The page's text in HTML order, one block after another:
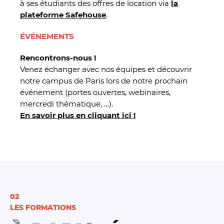
à ses étudiants des offres de location via la
plateforme Safehouse.
ÉVÉNEMENTS
Rencontrons-nous !
Venez échanger avec nos équipes et découvrir
notre campus de Paris lors de notre prochain
événement (portes ouvertes, webinaires,
mercredi thématique, …).
En savoir plus en cliquant ici !
02
LES FORMATIONS